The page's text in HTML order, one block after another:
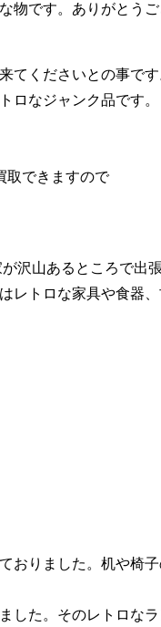
です。ありがとうご
てくださいとの事です
ロなジャンク品です。
取できますので
沢山あるところで出
レトロな家具や食器
おりました。机や椅
した。そのレトロなラ